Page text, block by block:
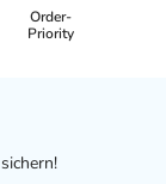
Order-
Priority
sichern!